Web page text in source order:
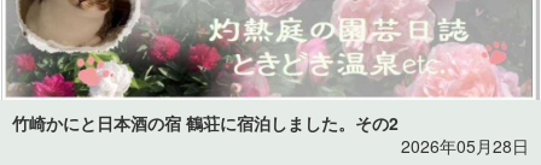
竹崎かにと日本酒の宿 鶴荘に宿泊しました。その2
2026年05月28日